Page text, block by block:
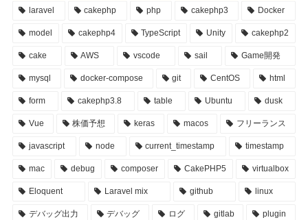
laravel cakephp php cakephp3 Docker
model cakephp4 TypeScript Unity cakephp2
cake AWS vscode sail Game開発
mysql docker-compose git CentOS html
form cakephp3.8 table Ubuntu dusk
Vue 株価予想 keras macos フリーランス
javascript node current_timestamp timestamp
mac debug composer CakePHP5 virtualbox
Eloquent Laravel mix github linux
デバッグ出力 デバッグ ログ gitlab plugin